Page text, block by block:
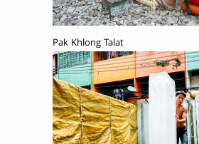
Pak Khlong Talat